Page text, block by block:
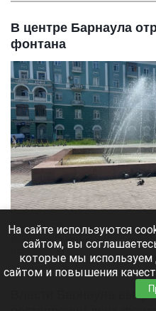
В центре Барнаула
фонтана
Фонтан возле ТЦ «Россия».
Мария Берникова
7 августа 2026 в 16:20
Власти Барнаула
На сайте используются
сайтом, вы
которые мы используем
сайтом и повышения